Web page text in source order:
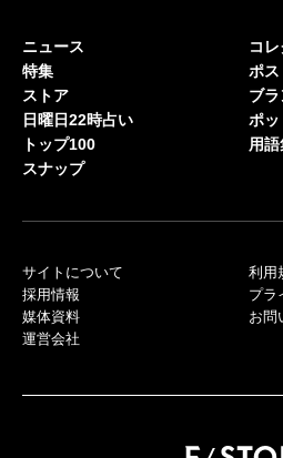
ニュース
特集
ストア
日曜日22時占い
トップ100
スナップ
コ
ポス
ブ
ポッ
用語
サイトについて
採用情報
媒体資料
運営会社
利用
プラ
お問